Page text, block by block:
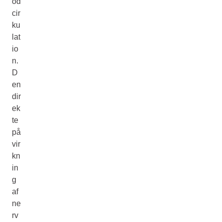
cir
ku
lat
io
n.
D
en
dir
ek
te
på
vir
kn
in
g
af
ne
rv